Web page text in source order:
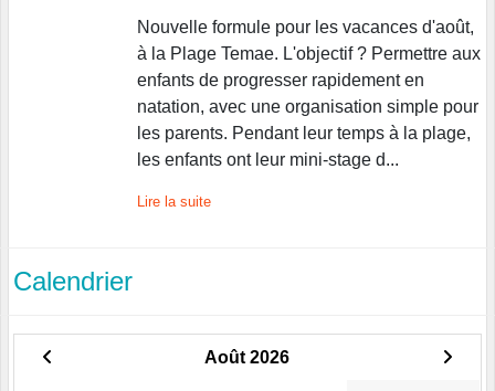
Nouvelle formule pour les vacances d'août,
à la Plage Temae. L'objectif ? Permettre aux
enfants de progresser rapidement en
natation, avec une organisation simple pour
les parents. Pendant leur temps à la plage,
les enfants ont leur mini-stage d...
Lire la suite
Calendrier
Août 2026